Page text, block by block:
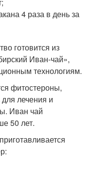
4 раза в день за
готовится из
Иван-чай»,
технологиям.
фитостероны,
лечения и
Иван чай
50 лет.